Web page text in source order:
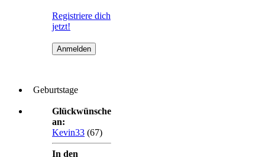
Registriere dich
jetzt!
Geburtstage
Glückwünsche
an:
Kevin33 (67)
In den